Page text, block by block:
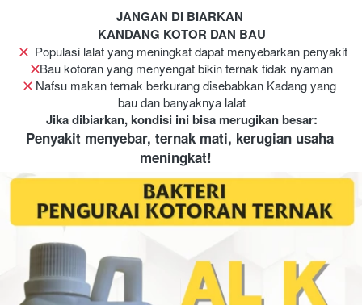
JANGAN DI BIARKAN
KANDANG KOTOR DAN BAU
Populasi lalat yang meningkat dapat menyebarkan penyakit
Bau kotoran yang menyengat bikin ternak tidak nyaman
Nafsu makan ternak berkurang disebabkan Kadang yang
bau dan banyaknya lalat
Jika dibiarkan, kondisi ini bisa merugikan besar:
Penyakit menyebar, ternak mati, kerugian usaha
meningkat!